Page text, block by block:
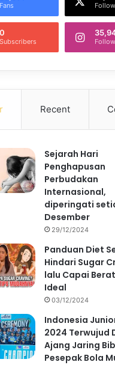
Fans
0
Subscribers
Recent
Sejarah Hari
Penghapusan
Perbudakan
Internasional,
diperingati
Desember
29/12/2024
Panduan Diet
Hindari Sugar
lalu Capai
Ideal
03/12/2024
Indonesia
2024 Terwujud
Ajang Jaring
Pesepak Bola